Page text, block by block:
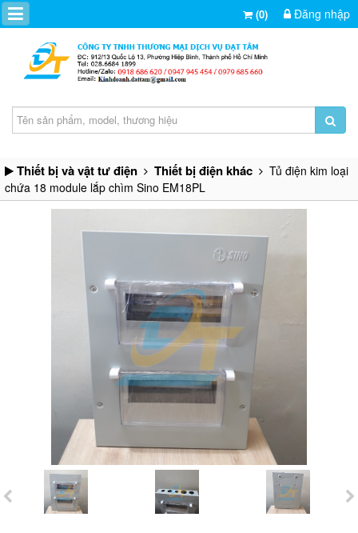
(0) Đăng nhập
Thiết bị và vật tư điện Thiết bị điện khác
Tủ điện kim loại
chứa 18 module lắp chìm Sino EM18PL